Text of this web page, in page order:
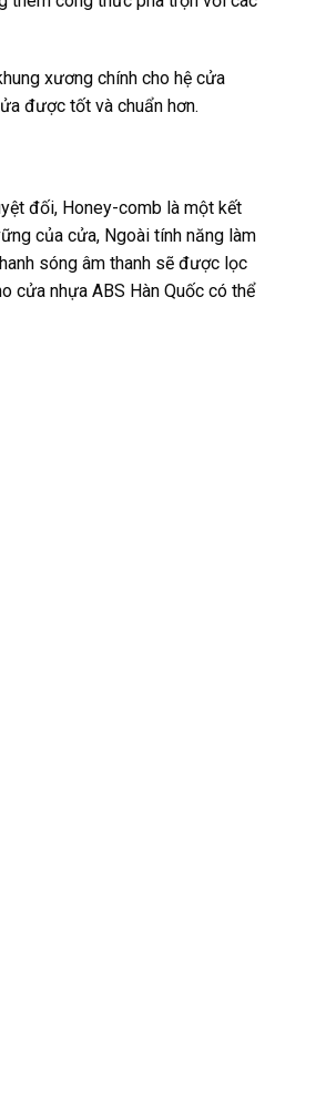
xương chính cho hệ cửa
được tốt và chuẩn hơn.
đối, Honey-comb là một kết
của cửa, Ngoài tính năng làm
sóng âm thanh sẽ được lọc
cửa nhựa ABS Hàn Quốc có thể